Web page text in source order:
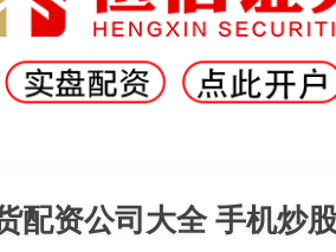
配资公司大全 手机炒